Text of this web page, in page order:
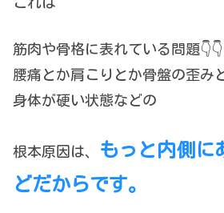
筋肉や骨格に表れている問題👇👇
腰痛とか肩こりとか骨盤の歪み
身体が硬い状態などの
根本原因は、
もっと内側に
どだからです。